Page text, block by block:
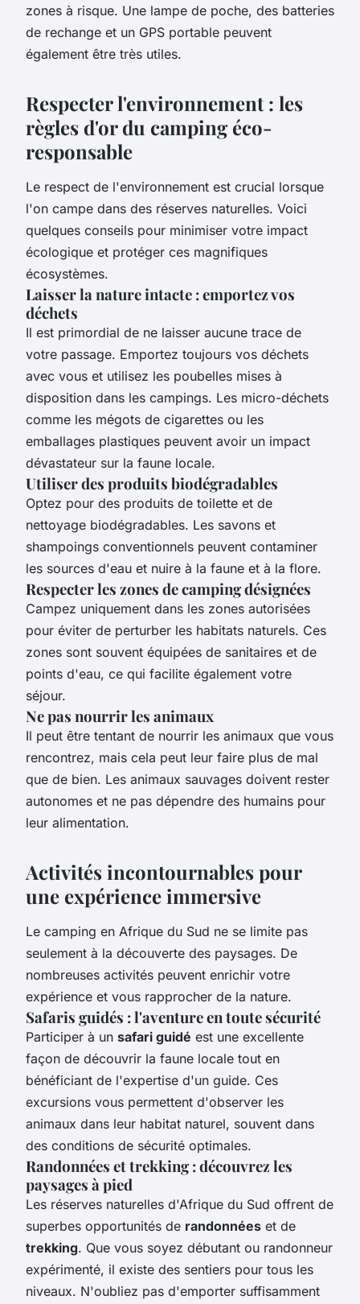
zones à risque. Une lampe de poche, des batteries
de rechange et un GPS portable peuvent
également être très utiles.
Respecter l'environnement : les
règles d'or du camping éco-
responsable
Le respect de l'environnement est crucial lorsque
l'on campe dans des réserves naturelles. Voici
quelques conseils pour minimiser votre impact
écologique et protéger ces magnifiques
écosystèmes.
Laisser la nature intacte : emportez vos
déchets
Il est primordial de ne laisser aucune trace de
votre passage. Emportez toujours vos déchets
avec vous et utilisez les poubelles mises à
disposition dans les campings. Les micro-déchets
comme les mégots de cigarettes ou les
emballages plastiques peuvent avoir un impact
dévastateur sur la faune locale.
Utiliser des produits biodégradables
Optez pour des produits de toilette et de
nettoyage biodégradables. Les savons et
shampoings conventionnels peuvent contaminer
les sources d'eau et nuire à la faune et à la flore.
Respecter les zones de camping désignées
Campez uniquement dans les zones autorisées
pour éviter de perturber les habitats naturels. Ces
zones sont souvent équipées de sanitaires et de
points d'eau, ce qui facilite également votre
séjour.
Ne pas nourrir les animaux
Il peut être tentant de nourrir les animaux que vous
rencontrez, mais cela peut leur faire plus de mal
que de bien. Les animaux sauvages doivent rester
autonomes et ne pas dépendre des humains pour
leur alimentation.
Activités incontournables pour
une expérience immersive
Le camping en Afrique du Sud ne se limite pas
seulement à la découverte des paysages. De
nombreuses activités peuvent enrichir votre
expérience et vous rapprocher de la nature.
Safaris guidés : l'aventure en toute sécurité
Participer à un safari guidé est une excellente
façon de découvrir la faune locale tout en
bénéficiant de l'expertise d'un guide. Ces
excursions vous permettent d'observer les
animaux dans leur habitat naturel, souvent dans
des conditions de sécurité optimales.
Randonnées et trekking : découvrez les
paysages à pied
Les réserves naturelles d'Afrique du Sud offrent de
superbes opportunités de randonnées et de
trekking. Que vous soyez débutant ou randonneur
expérimenté, il existe des sentiers pour tous les
niveaux. N'oubliez pas d'emporter suffisamment